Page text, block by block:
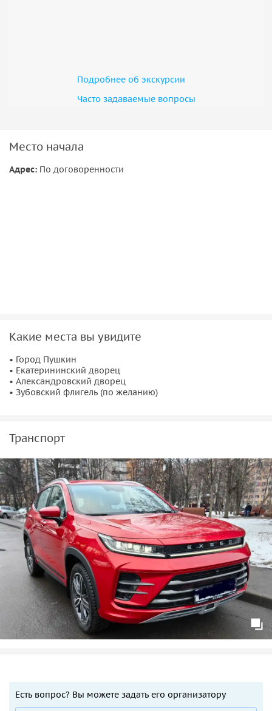
Подробнее об экскурсии
Часто задаваемые вопросы
Место начала
Адрес: По договоренности
Какие места вы увидите
• Город Пушкин
• Екатерининский дворец
• Александровский дворец
• Зубовский флигель (по желанию)
Транспорт
Есть вопрос? Вы можете задать его организатору